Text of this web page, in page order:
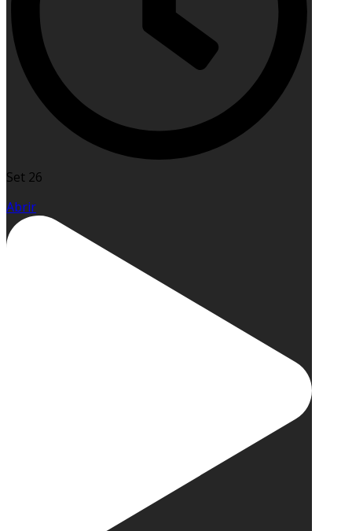
Set 26
Abrir